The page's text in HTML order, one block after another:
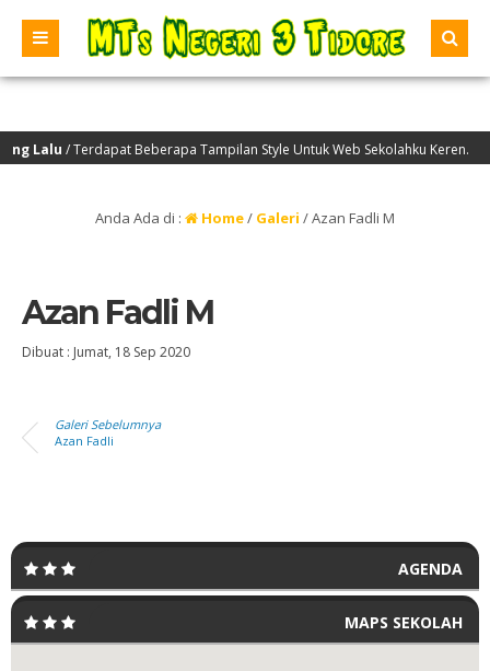
Lalu/ Terdapat Beberapa Tampilan Style Untuk Web Sekolahku Keren.
Anda Ada di : Home/ Galeri /Azan Fadli M
Azan Fadli M
Dibuat : Jumat, 18 Sep 2020
Galeri Sebelumnya
Azan Fadli
AGENDA
MAPS SEKOLAH